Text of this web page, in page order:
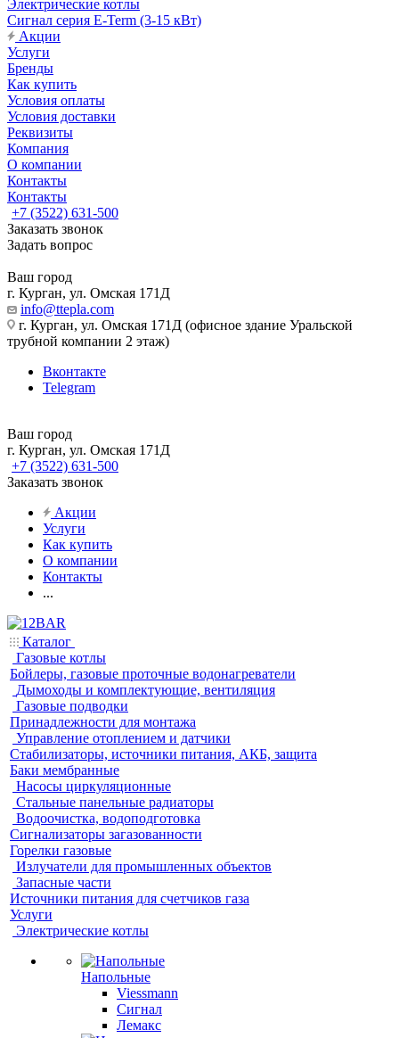
Электрические котлы
Сигнал серия E-Term (3-15 кВт)
Акции
Услуги
Бренды
Как купить
Условия оплаты
Условия доставки
Реквизиты
Компания
О компании
Контакты
Контакты
+7 (3522) 631-500
Заказать звонок
Задать вопрос
Ваш город
г. Курган, ул. Омская 171Д
info@ttepla.com
г. Курган, ул. Омская 171Д (офисное здание Уральской
трубной компании 2 этаж)
Вконтакте
Telegram
Ваш город
г. Курган, ул. Омская 171Д
+7 (3522) 631-500
Заказать звонок
Акции
Услуги
Как купить
О компании
Контакты
...
Каталог
Газовые котлы
Бойлеры, газовые проточные водонагреватели
Дымоходы и комплектующие, вентиляция
Газовые подводки
Принадлежности для монтажа
Управление отоплением и датчики
Стабилизаторы, источники питания, АКБ, защита
Баки мембранные
Насосы циркуляционные
Стальные панельные радиаторы
Водоочистка, водоподготовка
Сигнализаторы загазованности
Горелки газовые
Излучатели для промышленных объектов
Запасные части
Источники питания для счетчиков газа
Услуги
Электрические котлы
Напольные
Viessmann
Сигнал
Лемакс